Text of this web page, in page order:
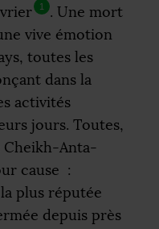
1
. Une mort
vive émotion
toutes les
dans la
activités
jours. Toutes,
Cheikh-Anta-
cause :
plus réputée
depuis près